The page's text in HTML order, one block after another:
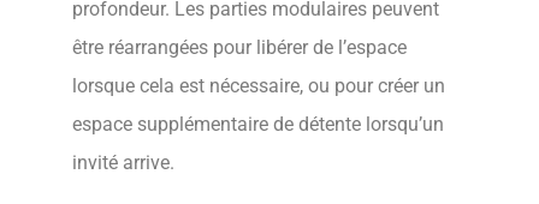
profondeur. Les parties modulaires peuvent
être réarrangées pour libérer de l’espace
lorsque cela est nécessaire, ou pour créer un
espace supplémentaire de détente lorsqu’un
invité arrive.